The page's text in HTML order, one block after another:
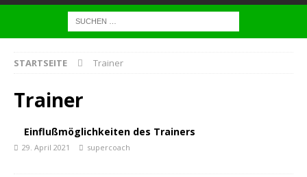
STARTSEITE Trainer
Trainer
Einflußmöglichkeiten des Trainers
29. April 2021 supercoach